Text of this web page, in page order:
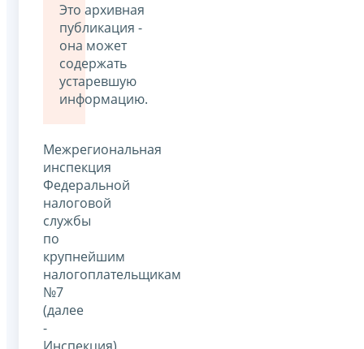
Это архивная
публикация -
она может
содержать
устаревшую
информацию.
Межрегиональная
инспекция
Федеральной
налоговой
службы
по
крупнейшим
налогоплательщикам
№7
(далее
-